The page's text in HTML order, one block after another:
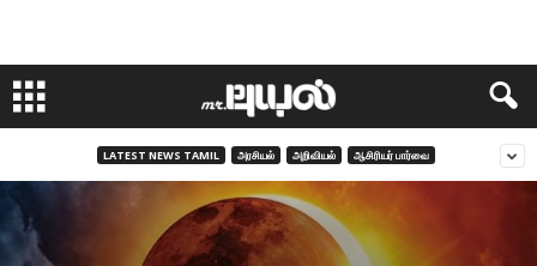
LATEST NEWS TAMIL அரசியல் அறிவியல் ஆசிரியர் பார்வை